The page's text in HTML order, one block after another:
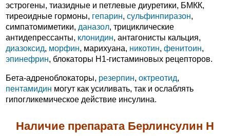
эстрогены, тиазидные и петлевые диуретики, БМКК,
тиреоидные гормоны, гепарин, сульфинпиразон,
симпатомиметики, даназол, трициклические
антидепрессанты, клонидин, антагонисты кальция,
диазоксид, морфин, марихуана, никотин, фенитоин,
эпинефрин, блокаторы H1-гистаминовых рецепторов.
Бета-адреноблокаторы, резерпин, октреотид,
пентамидин могут как усиливать, так и ослаблять
гипогликемическое действие инсулина.
Наличие препарата Берлинсулин Н